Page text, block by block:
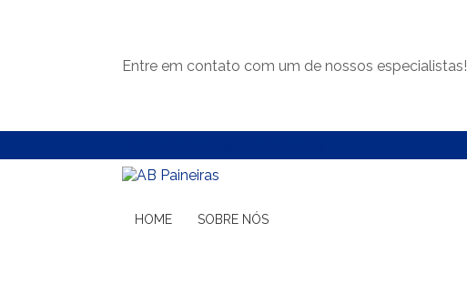
Entre em contato com um de nossos especialistas!
HOME SOBRE NÓS